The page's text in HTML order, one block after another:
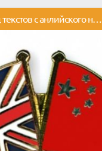
Перевод текстов с анлийского на русский и с китайского на русский